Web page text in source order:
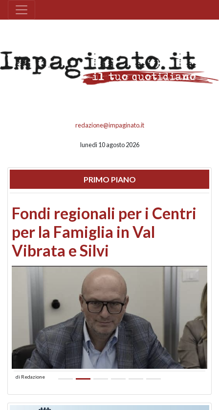
redazione@impaginato.it
lunedì 10 agosto 2026
PRIMO PIANO
Fondi regionali per i Centri
per la Famiglia in Val
Vibrata e Silvi
di Redazione